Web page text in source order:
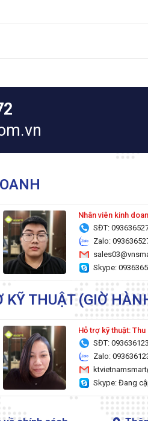
Nhân viên kinh
SĐT:
Zalo:
Skype:
THUẬT (GIỜ
Hỗ trợ kỹ thuật: Thu
SĐT:
Zalo:
Skype: Đang